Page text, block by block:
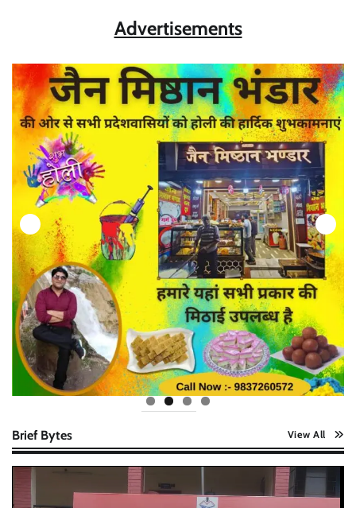
Advertisements
Brief Bytes View All